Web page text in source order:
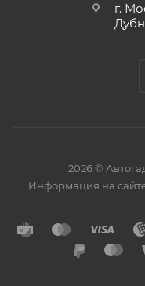
г.
2026 ©
Информация на